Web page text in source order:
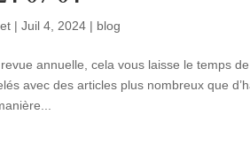
| Juil 4, 2024| blog
annuelle, cela vous laisse le temps
avec des articles plus nombreux que